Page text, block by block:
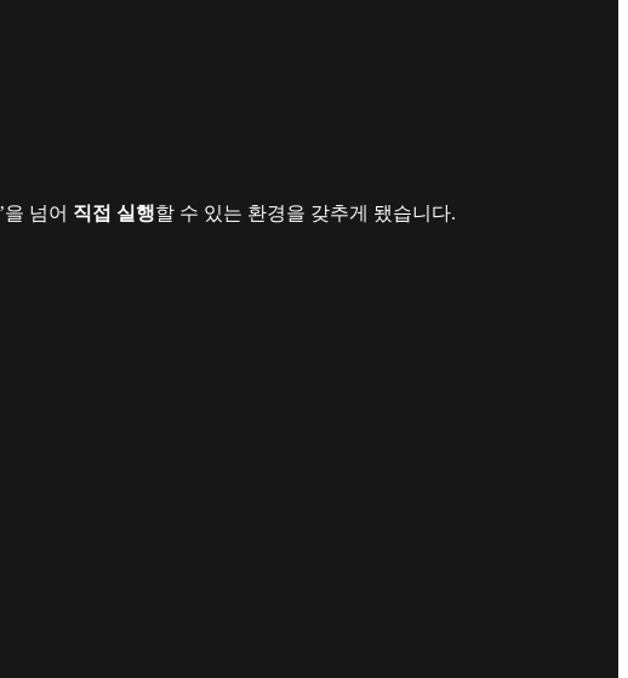
넘어 직접 실행할 수 있는 환경을 갖추게 됐습니다.